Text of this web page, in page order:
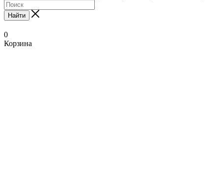
Найти
0
Корзина